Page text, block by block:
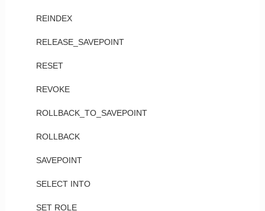
REINDEX
RELEASE_SAVEPOINT
RESET
REVOKE
ROLLBACK_TO_SAVEPOINT
ROLLBACK
SAVEPOINT
SELECT INTO
SET ROLE